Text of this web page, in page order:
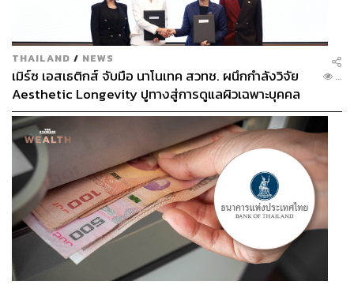
111
ABOUT THE AUTHOR
THE STANDARD TEAM
กองบรรณาธิการ THE STANDARD
ABOUT THE PHOTOGRAPHER
ฐานิส สุดโต
บรรณาธิการภาพ ประจำสำนักข่าว THE
STANDARD
THAILAND / NEWS
เมิร์ซ เอสเธติกส์ จับมือ นาโนเทค สวทช. ผนึกกำลังวิจัย
Aesthetic Longevity ปูทางสู่การดูแลผิวเฉพาะบุคคล
[PR NEWS]
...